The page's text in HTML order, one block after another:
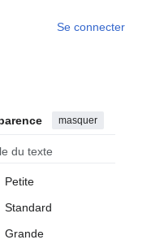
Se connecter
masquer
du texte
Petite
Standard
Grande